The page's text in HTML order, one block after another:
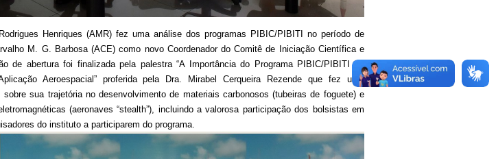
Henriques (AMR) fez uma análise dos programas PIBIC/PIBITI no período de
M. G. Barbosa (ACE) como novo Coordenador do Comitê de Iniciação Científica e
de abertura foi finalizada pela palestra “A Importância do Programa PIBIC/PIBITI no
Aeroespacial” proferida pela Dra. Mirabel Cerqueira Rezende que fez uma
sua trajetória no desenvolvimento de materiais carbonosos (tubeiras de foguete) e
(aeronaves “stealth”), incluindo a valorosa participação dos bolsistas em
do instituto a participarem do programa.